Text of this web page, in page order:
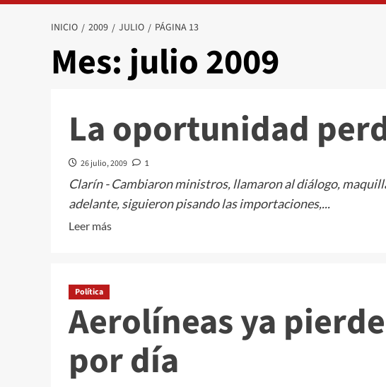
INICIO 2009 JULIO PÁGINA 13
Mes:julio 2009
La oportunidad
26 julio, 2009 1
Clarín - Cambiaron ministros, llamaron al diálogo,
adelante, siguieron pisando las importaciones,...
Leer más
perdida
Política
Aerolíneas ya
por día